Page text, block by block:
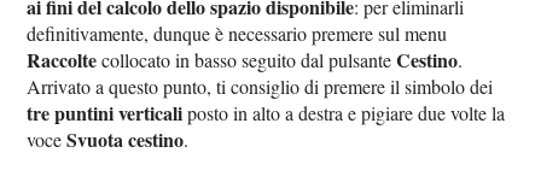
ai fini del calcolo dello spazio disponibile: per eliminarli
definitivamente, dunque è necessario premere sul menu
Raccoltecollocato in basso seguito dal pulsanteCestino.
Arrivato a questo punto, ti consiglio di premere il simbolo dei
tre puntini verticaliposto in alto a destra e pigiare due volte la
voceSvuota cestino.